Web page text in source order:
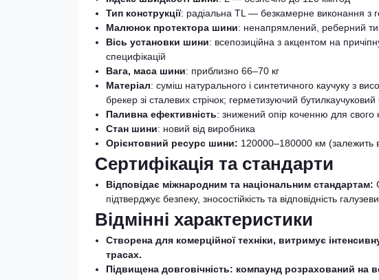
Тип конструкції: радіальна TL — безкамерне виконання з
Малюнок протектора шини: ненапрямлений, реберний
Вісь установки шини: всепозиційна з акцентом на
специфікацій
Вага, маса шини: приблизно 66–70 кг
Матеріал: суміш натурального і синтетичного каучуку з
брекер зі сталевих стрічок; герметизуючий
Паливна ефективність: знижений опір коченню для свого
Стан шини: новий від виробника
Орієнтовний ресурс шини: 120000–180000 км (залежить
Сертифікація та стандарти
Відповідає міжнародним та національним стандартам:
підтверджує безпеку, зносостійкість та відповідність
Відмінні характеристики
Створена для комерційної техніки, витримує
трасах.
Підвищена довговічність: компаунд розрахований на